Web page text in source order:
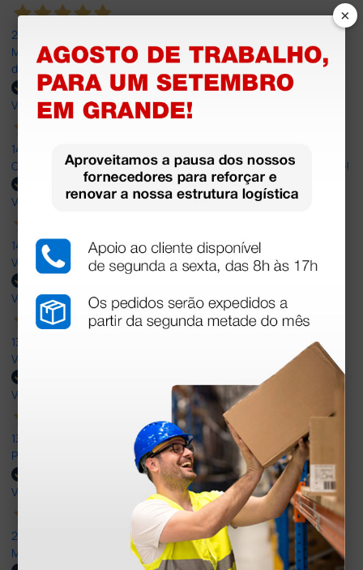
20 Jul 2026
Minha experiência foi super positiva. Bom atendimento e recebi
dentro do prazo. Obrigada.
Verified buyer
14 Jul 2026
Correct and timely delivery. Large offer of products. Good service!
Verified buyer
14 Jul 2026
Very Good!
Verified buyer
13 Jul 2026
Very good
Verified buyer
13 Jul 2026
Perfeito ,fácil de encomendar e envio rápido
Verified buyer
26 Jun 2026
Muito boa.
×